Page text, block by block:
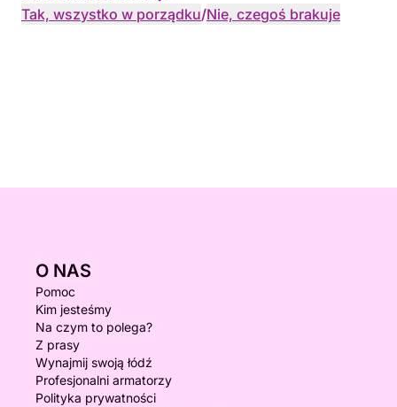
Tak, wszystko w porządku/Nie, czegoś brakuje
O NAS
Pomoc
Kim jesteśmy
Na czym to polega?
Z prasy
Wynajmij swoją łódź
Profesjonalni armatorzy
Polityka prywatności